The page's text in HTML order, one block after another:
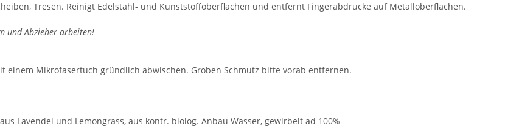
Tresen. Reinigt Edelstahl- und Kunststoffoberflächen und entfernt Fingerabdrücke auf Metalloberflächen.
und Abzieher arbeiten!
Mikrofasertuch gründlich abwischen. Groben Schmutz bitte vorab entfernen.
Lavendel und Lemongrass, aus kontr. biolog. Anbau Wasser, gewirbelt ad 100%